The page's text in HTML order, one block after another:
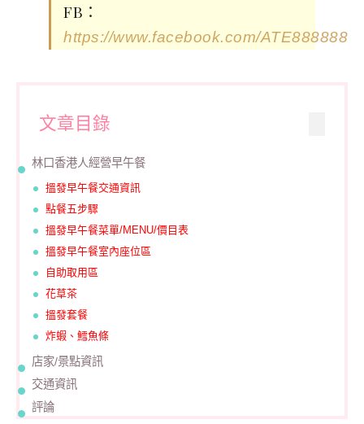
FB：
https://www.facebook.com/
文章目錄
林口香港人經營早午餐
搵發早午餐交通資訊
點餐五步驟
搵發早午餐菜單/MENU/價目表
搵發早午餐室內座位區
自助取用區
花草茶
搵發套餐
炸蝦、鱈魚條
店家/景點資訊
交通資訊
評論